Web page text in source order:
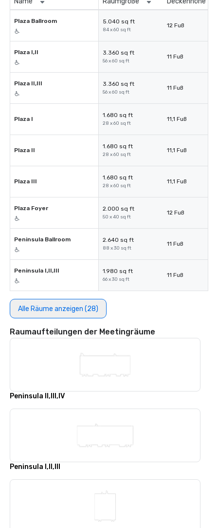
Plaza Ballroom 5.040 sq ft
84 x 60 sq ft
12 Fuß
Plaza I,II 3.360 sq ft
56 x 60 sq ft
11 Fuß
Plaza II,III 3.360 sq ft
56 x 60 sq ft
11 Fuß
Plaza I
1.680 sq ft
28 x 60 sq ft
11,1 Fuß
Plaza II
1.680 sq ft
28 x 60 sq ft
11,1 Fuß
Plaza III
1.680 sq ft
28 x 60 sq ft
11,1 Fuß
Plaza Foyer 2.000 sq ft
50 x 40 sq ft
12 Fuß
Peninsula Ballroom 2.640 sq ft
88 x 30 sq ft
11 Fuß
Peninsula I,II,III 1.980 sq ft
66 x 30 sq ft
11 Fuß
Alle Räume anzeigen (28)
Raumaufteilungen der Meetingräume
Peninsula II,III,IV
Peninsula I,II,III